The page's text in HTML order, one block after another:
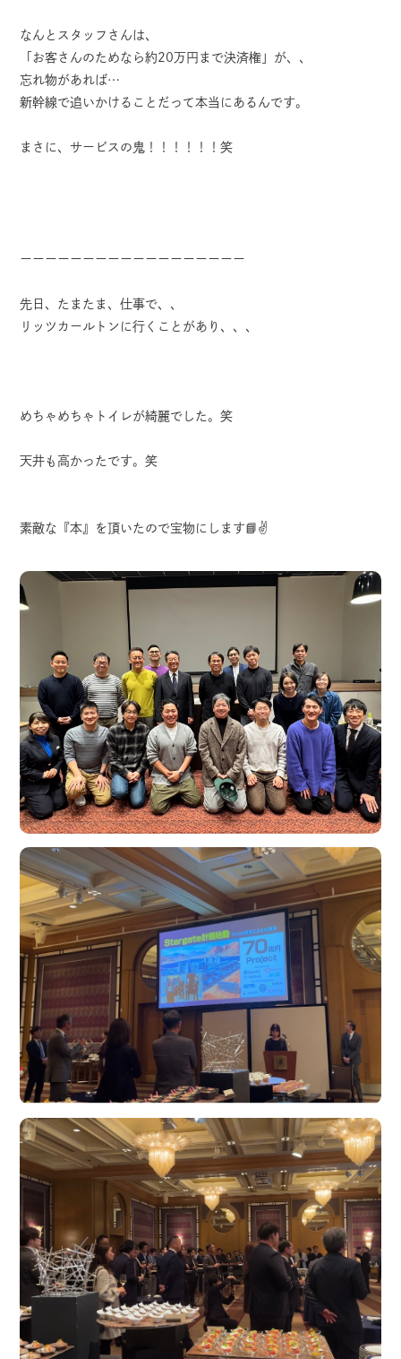
なんとスタッフさんは、
「お客さんのためなら約20万円まで決済権」が、、
忘れ物があれば…
新幹線で追いかけることだって本当にあるんです。
まさに、サービスの鬼！！！！！！笑
ーーーーーーーーーーーーーーーーーー
先日、たまたま、仕事で、、
リッツカールトンに行くことがあり、、、
めちゃめちゃトイレが綺麗でした。笑
天井も高かったです。笑
素敵な『本』を頂いたので宝物にします📘✌️